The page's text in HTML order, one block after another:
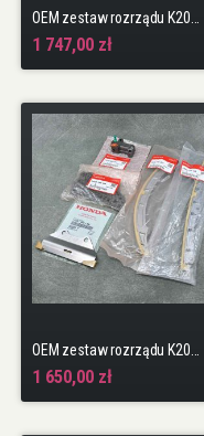
1 747,00 zł
1 650,00 zł